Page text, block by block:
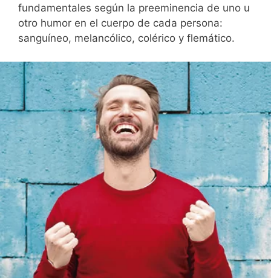
fundamentales según la preeminencia de uno u
otro humor en el cuerpo de cada persona:
sanguíneo, melancólico, colérico y flemático.